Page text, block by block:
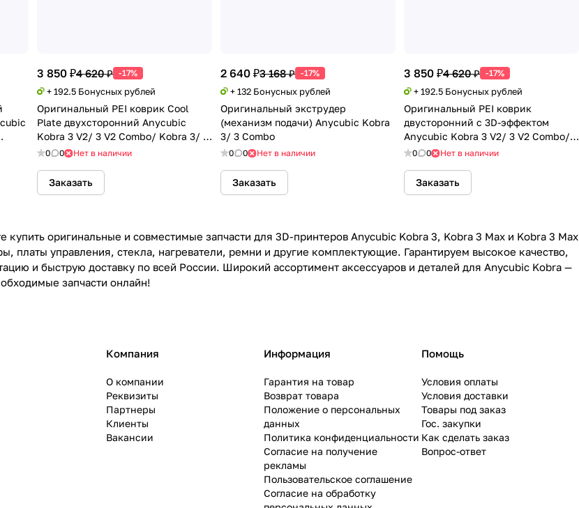
3 850 ₽4 620 ₽ -17%
+ 192.5 Бонусных рублей
Оригинальный PEI коврик Cool
Plate двухсторонний Anycubic
Kobra 3 V2/ 3 V2 Combo/ Kobra 3/ 3
Combo
0 0 Нет в наличии
Заказать
2 640 ₽3 168 ₽ -17%
+ 132 Бонусных рублей
Оригинальный экструдер
(механизм подачи) Anycubic Kobra
3/ 3 Combo
0 0 Нет в наличии
Заказать
3 850 ₽4 620 ₽ -17%
+ 192.5 Бонусных рублей
Оригинальный PEI коврик
двусторонний с 3D-эффектом
Anycubic Kobra 3 V2/ 3 V2 Combo/
Kobra 3/ 3 Combo
0 0 Нет в наличии
Заказать
оригинальные и совместимые запчасти для 3D-принтеров Anycubic Kobra 3, Kobra 3 Max и Kobra 3 Max
платы управления, стекла, нагреватели, ремни и другие комплектующие. Гарантируем высокое качество,
и быструю доставку по всей России. Широкий ассортимент аксессуаров и деталей для Anycubic Kobra —
запчасти онлайн!
Компания
О компании
Реквизиты
Партнеры
Клиенты
Вакансии
Информация
Гарантия на товар
Возврат товара
Положение о персональных
данных
Политика конфиденциальности
Согласие на получение
рекламы
Пользовательское соглашение
Согласие на обработку
Помощь
Условия оплаты
Условия доставки
Товары под заказ
Гос. закупки
Как сделать заказ
Вопрос-ответ